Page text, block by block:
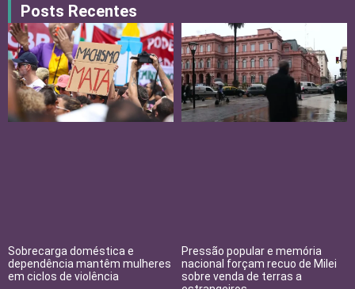
Posts Recentes
Sobrecarga doméstica e
dependência mantêm mulheres
em ciclos de violência
Pressão popular e memória
nacional forçam recuo de Milei
sobre venda de terras a